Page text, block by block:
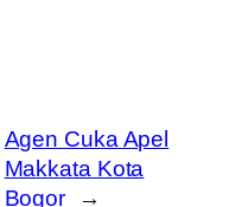
Agen Cuka Apel
Makkata Kota
Bogor
→